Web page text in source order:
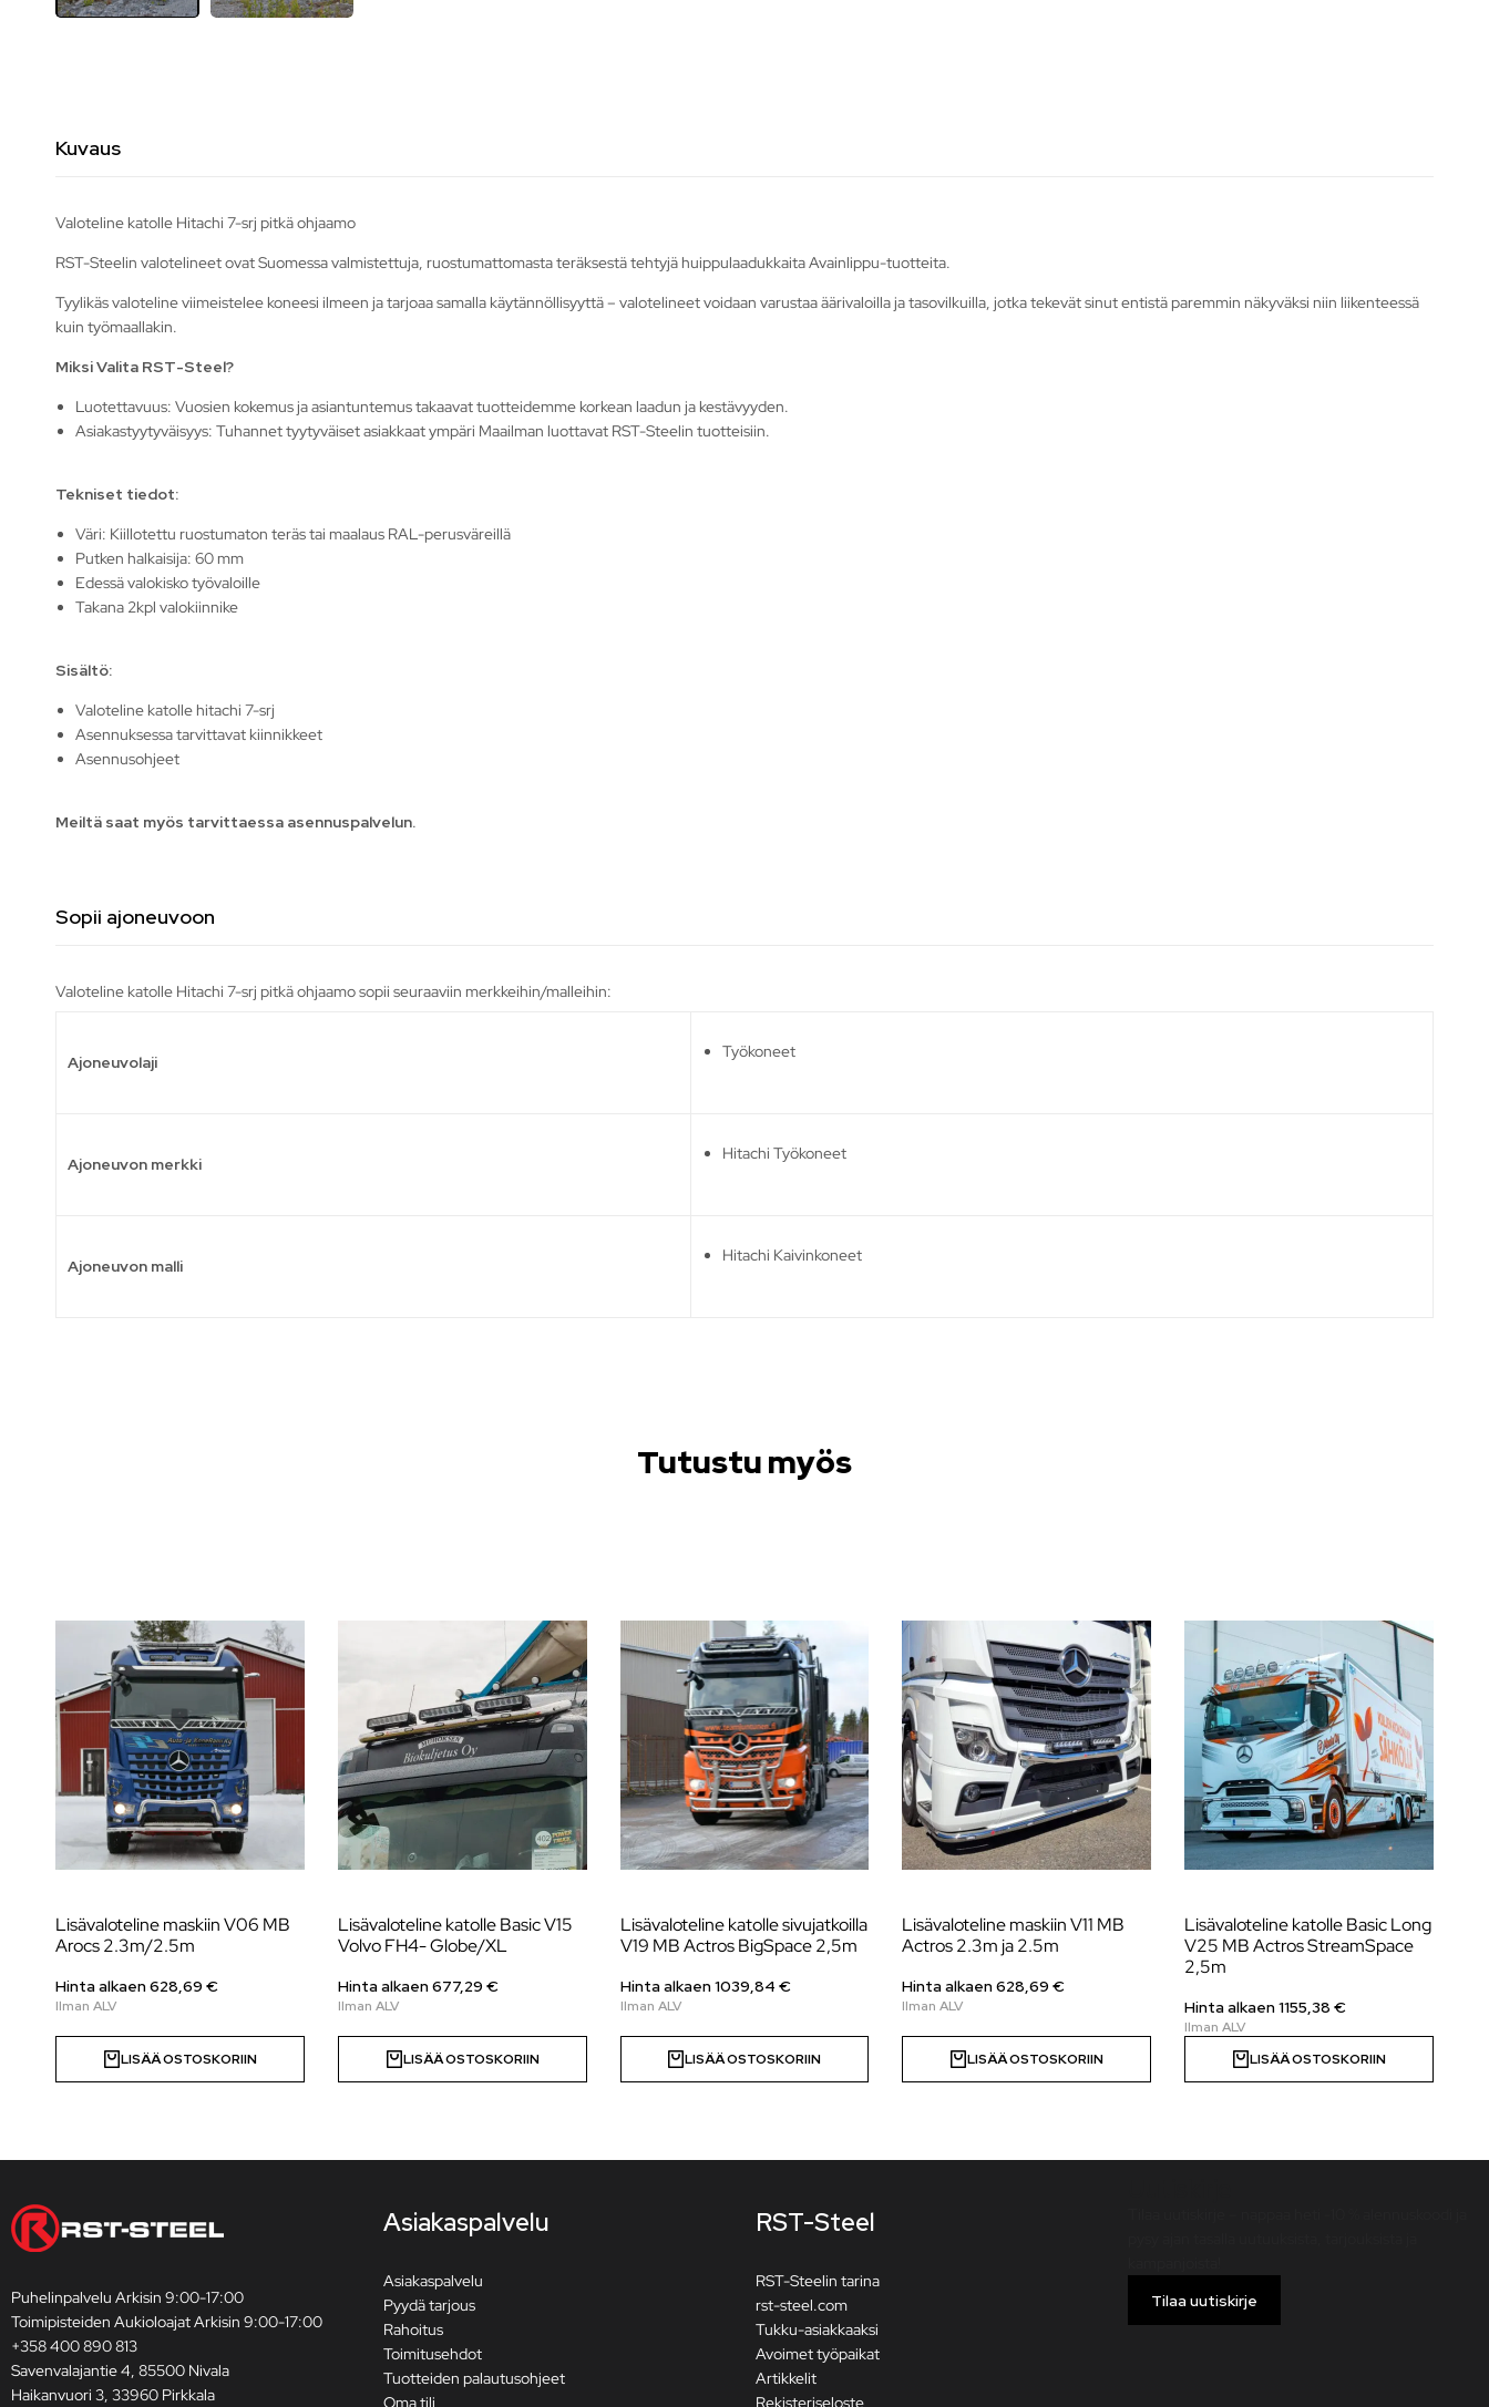
Kuvaus
Valoteline katolle Hitachi 7-srj pitkä ohjaamo
RST-Steelin valotelineet ovat Suomessa valmistettuja, ruostumattomasta teräksestä tehtyjä huippulaadukkaita Avainlippu-tuotteita.
Tyylikäs valoteline viimeistelee koneesi ilmeen ja tarjoaa samalla käytännöllisyyttä – valotelineet voidaan varustaa äärivaloilla ja tasovilkuilla, jotka tekevät sinut entistä paremmin näkyväksi niin liikenteessä
kuin työmaallakin.
Miksi Valita RST-Steel?
Luotettavuus: Vuosien kokemus ja asiantuntemus takaavat tuotteidemme korkean laadun ja kestävyyden.
Asiakastyytyväisyys: Tuhannet tyytyväiset asiakkaat ympäri Maailman luottavat RST-Steelin tuotteisiin.
Tekniset tiedot:
Väri: Kiillotettu ruostumaton teräs tai maalaus RAL-perusväreillä
Putken halkaisija: 60 mm
Edessä valokisko työvaloille
Takana 2kpl valokiinnike
Sisältö:
Valoteline katolle hitachi 7-srj
Asennuksessa tarvittavat kiinnikkeet
Asennusohjeet
Meiltä saat myös tarvittaessa asennuspalvelun.
Sopii ajoneuvoon
Valoteline katolle Hitachi 7-srj pitkä ohjaamo sopii seuraaviin merkkeihin/malleihin:
Ajoneuvolaji
Työkoneet
Ajoneuvon merkki
Hitachi Työkoneet
Ajoneuvon malli
Hitachi Kaivinkoneet
Tutustu myös
Lisävaloteline maskiin V06 MB
Arocs 2.3m/2.5m
Hinta alkaen628,69 €
LISÄÄ OSTOSKORIIN
Lisävaloteline katolle Basic V15
Volvo FH4- Globe/XL
Hinta alkaen677,29 €
LISÄÄ OSTOSKORIIN
Lisävaloteline katolle sivujatkoilla
V19 MB Actros BigSpace 2,5m
Hinta alkaen1039,84 €
LISÄÄ OSTOSKORIIN
Lisävaloteline maskiin V11 MB
Actros 2.3m ja 2.5m
Hinta alkaen628,69€
LISÄÄ OSTOSKORIIN
Lisävaloteline katolle Basic Long
V25 MB Actros StreamSpace
2,5m
Hinta alkaen1155,38€
LISÄÄ OSTOSKORIIN
Puhelinpalvelu Arkisin 9:00-17:00
Toimipisteiden Aukioloajat Arkisin 9:00-17:00
+358 400 890 813
Savenvalajantie 4, 85500 Nivala
Haikanvuori 3, 33960 Pirkkala
Asiakaspalvelu
Asiakaspalvelu
Pyydä tarjous
Rahoitus
Toimitusehdot
Tuotteiden palautusohjeet
Oma tili
RST-Steel
RST-Steelin tarina
rst-steel.com
Tukku-asiakkaaksi
Avoimet työpaikat
Artikkelit
Rekisteriseloste
Tilaa uutiskirje